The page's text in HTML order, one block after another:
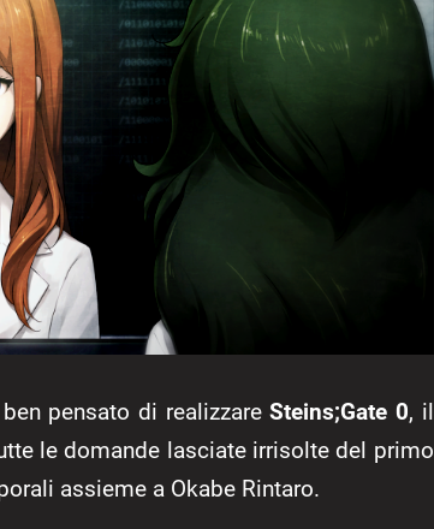
ben pensato di realizzareSteins;Gate 0, il
le domande lasciate irrisolte del primo
assieme a Okabe Rintaro.